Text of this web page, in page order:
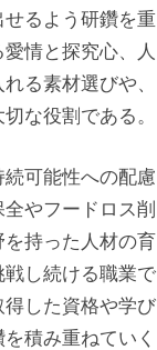
るよう研鑽を重
情と探究心、人
る素材選びや、
な役割である。
可能性への配慮
やフードロス削
持った人材の育
し続ける職業で
した資格や学び
積み重ねていく